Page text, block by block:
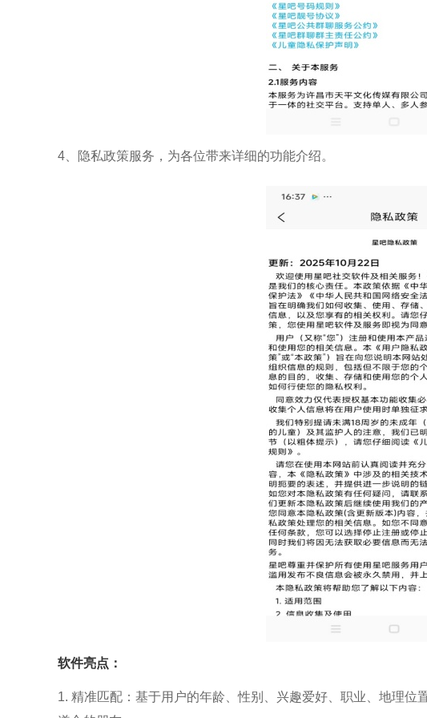
4、隐私政策服务，为各位带来详细的功能介绍。
软件亮点：
1. 精准匹配：基于用户的年龄、性别、兴趣爱好、职业、地理